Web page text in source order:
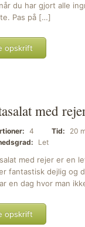
du har gjort alle
Pas på […]
opskrift
med
4 Tid:
20
Let
med rejer er en
fantastisk dejlig og
en dag hvor man
opskrift